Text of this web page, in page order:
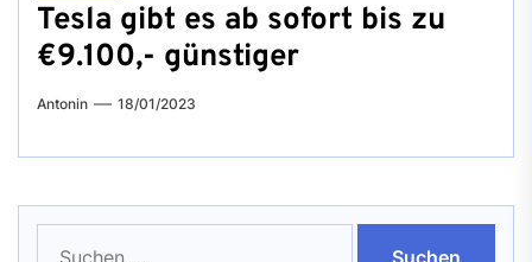
Tesla gibt es ab sofort bis zu
€9.100,- günstiger
Antonin 18/01/2023